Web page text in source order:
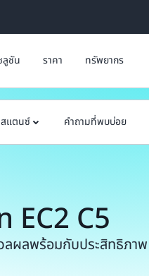
ลูชัน ราคา ทรัพยากร
สแตนซ์ คำถามที่พบบ่อย
C5
ลผลพร้อมกับประสิทธิภาพ